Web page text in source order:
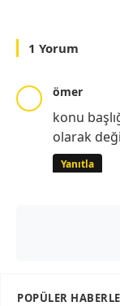
1 Yorum
ömer
konu
olarak
Yanıtla
POPÜLER